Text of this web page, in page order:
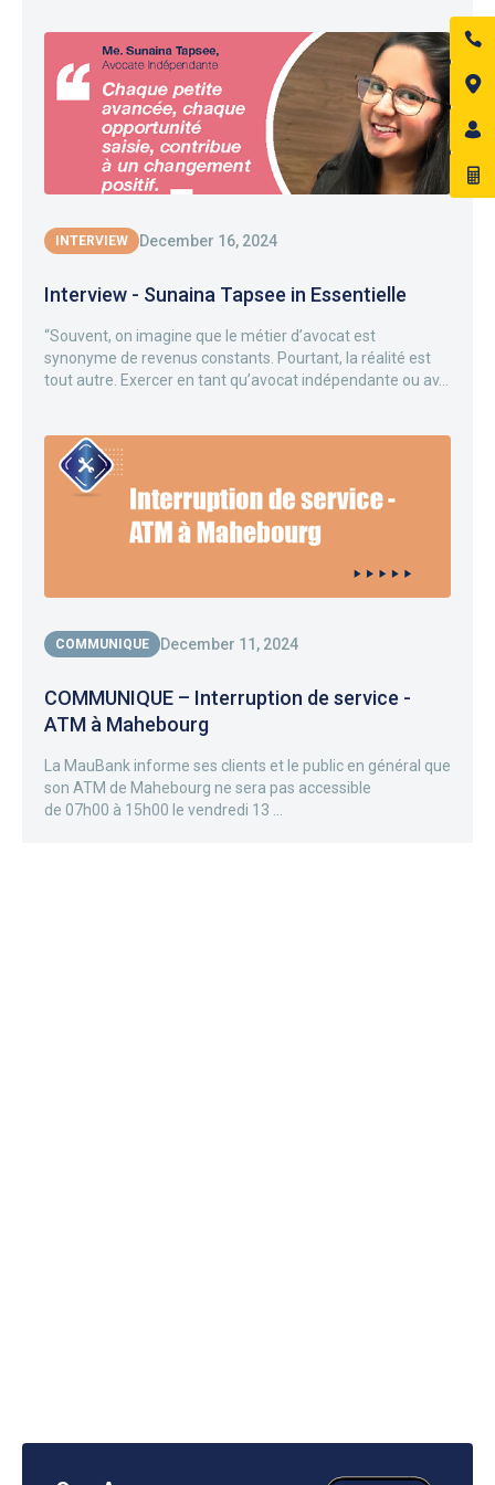
INTERVIEW December 16, 2024
Interview - Sunaina Tapsee in Essentielle
“Souvent, on imagine que le métier d’avocat est
synonyme de revenus constants. Pourtant, la réalité est
tout autre. Exercer en tant qu’avocat indépendante ou av...
COMMUNIQUE December 11, 2024
COMMUNIQUE – Interruption de service -
ATM à Mahebourg
La MauBank informe ses clients et le public en général que
son ATM de Mahebourg ne sera pas accessible
de 07h00 à 15h00 le vendredi 13 ...